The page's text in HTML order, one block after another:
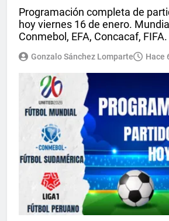
Programación completa de
hoy viernes 16 de enero.
Conmebol, EFA, Concacaf, FIFA.
Gonzalo Sánchez Lomparte Hace